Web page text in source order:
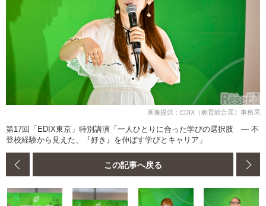
画像提供：EDIX（教育総合展）事務局
第17回「EDIX東京」特別講演「一人ひとりに合った学びの選択肢 — 不
登校経験から見えた、『好き』を伸ばす学びとキャリア」
この記事へ戻る